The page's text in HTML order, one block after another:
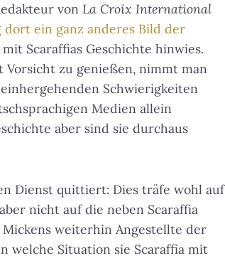
von La Croix International
dort ein ganz anderes Bild der
Scaraffias Geschichte hinwies.
Vorsicht zu genießen, nimmt man
Schwierigkeiten
Medien allein
aber sind sie durchaus
Dienst quittiert: Dies träfe wohl auf
nicht auf die neben Scaraffia
weiterhin Angestellte der
welche Situation sie Scaraffia mit